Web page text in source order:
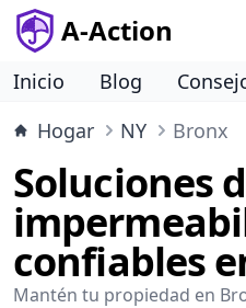
A-Action
Inicio Blog
Hogar
NY Bronx
Soluciones
confiables
Mantén tu propiedad en